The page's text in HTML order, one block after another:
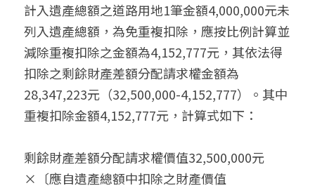
計入遺產總額之道路用地1筆金額4,000,000元未
列入遺產總額，為免重複扣除，應按比例計算並
減除重複扣除之金額為4,152,777元，其依法得
扣除之剩餘財產差額分配請求權金額為
28,347,223元（32,500,000-4,152,777）。其中
重複扣除金額4,152,777元，計算式如下：
剩餘財產差額分配請求權價值32,500,000元
×〔應自遺產總額中扣除之財產價值